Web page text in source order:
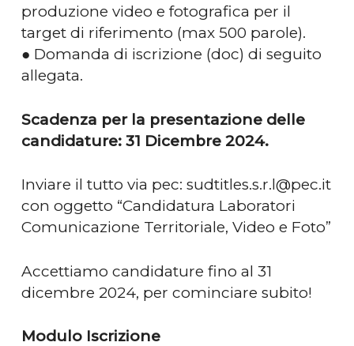
produzione video e fotografica per il
target di riferimento (max 500 parole).
● Domanda di iscrizione (doc) di seguito
allegata.
Scadenza per la presentazione delle
candidature: 31 Dicembre 2024.
Inviare il tutto via pec: sudtitles.s.r.l@pec.it
con oggetto “Candidatura Laboratori
Comunicazione Territoriale, Video e Foto”
Accettiamo candidature fino al 31
dicembre 2024, per cominciare subito!
Modulo Iscrizione